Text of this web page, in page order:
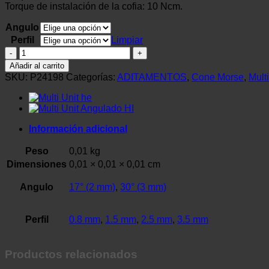
Torque de instalación de la cofia: 10 Ncm.
Angulo
Perfil
Limpiar
Multi
Unit
Angulado
Ø4.8
mm
|
Implacil
cantidad
Añadir al carrito
SKU: P24198 Categorías: ADITAMENTOS, Cone Morse,
Información adicional
Peso
0,01 kg
Dimensiones 0,01 × 0,01 × 0,01 cm
Angulo 17° (2 mm), 30° (3 mm)
Perfil 0.8 mm, 1.5 mm, 2.5 mm, 3.5 mm
Productos relacionados